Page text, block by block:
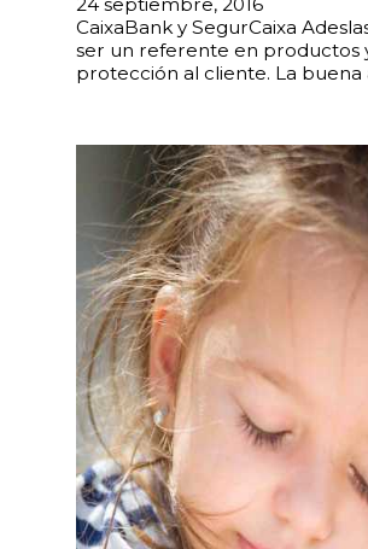
24 septiembre, 2016
CaixaBank y SegurCaixa
ser un referente en productos
protección al cliente. La buena